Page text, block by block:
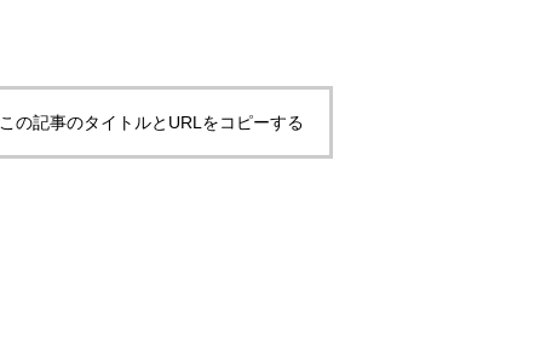
この記事のタイトルとURLをコピーする